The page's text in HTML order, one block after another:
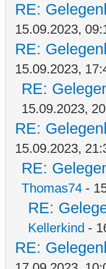
RE:
15.09.2023,
RE:
15.09.2023,
RE:
15.09.2023,
RE:
15.09.2023,
RE:
Thomas74 -
RE:
Kellerkind -
RE: